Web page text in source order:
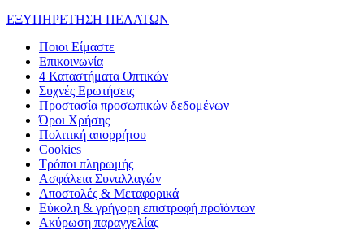
ΕΞΥΠΗΡΕΤΗΣΗ ΠΕΛΑΤΩΝ
Ποιοι Είμαστε
Επικοινωνία
4 Καταστήματα Οπτικών
Συχνές Ερωτήσεις
Προστασία προσωπικών δεδομένων
Όροι Χρήσης
Πολιτική απορρήτου
Cookies
Τρόποι πληρωμής
Ασφάλεια Συναλλαγών
Αποστολές & Μεταφορικά
Εύκολη & γρήγορη επιστροφή προϊόντων
Ακύρωση παραγγελίας